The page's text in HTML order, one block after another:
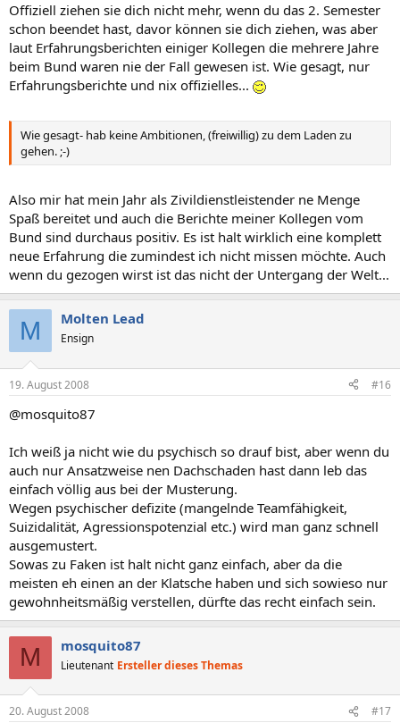
Offiziell ziehen sie dich nicht mehr, wenn du das 2. Semester
schon beendet hast, davor können sie dich ziehen, was aber
laut Erfahrungsberichten einiger Kollegen die mehrere Jahre
beim Bund waren nie der Fall gewesen ist. Wie gesagt, nur
Erfahrungsberichte und nix offizielles...
Wie gesagt- hab keine Ambitionen, (freiwillig) zu dem Laden zu
gehen. ;-)
Also mir hat mein Jahr als Zivildienstleistender ne Menge
Spaß bereitet und auch die Berichte meiner Kollegen vom
Bund sind durchaus positiv. Es ist halt wirklich eine komplett
neue Erfahrung die zumindest ich nicht missen möchte. Auch
wenn du gezogen wirst ist das nicht der Untergang der Welt...
M Molten Lead
Ensign
19. August 2008 #16
@mosquito87
Ich weiß ja nicht wie du psychisch so drauf bist, aber wenn du
auch nur Ansatzweise nen Dachschaden hast dann leb das
einfach völlig aus bei der Musterung.
Wegen psychischer defizite (mangelnde Teamfähigkeit,
Suizidalität, Agressionspotenzial etc.) wird man ganz schnell
ausgemustert.
Sowas zu Faken ist halt nicht ganz einfach, aber da die
meisten eh einen an der Klatsche haben und sich sowieso nur
gewohnheitsmäßig verstellen, dürfte das recht einfach sein.
M mosquito87
Lieutenant Ersteller dieses Themas
20. August 2008 #17